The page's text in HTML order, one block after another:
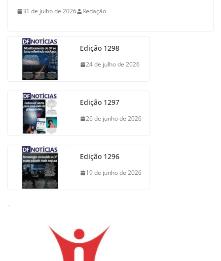
31 de julho de 2026 Redação
Edição 1298
24 de julho de 2026
Edição 1297
26 de junho de 2026
Edição 1296
19 de junho de 2026